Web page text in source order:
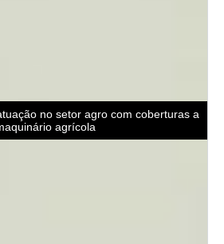
no setor agro com coberturas a
agrícola